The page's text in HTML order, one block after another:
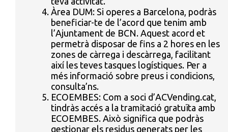
Àrea DUM: Si operes a Barcelona, podràs
beneficiar-te de l’acord que tenim amb
l’Ajuntament de BCN. Aquest acord et
permetrà disposar de fins a 2 hores en les
zones de càrrega i descàrrega, facilitant
així les teves tasques logístiques. Per a
més informació sobre preus i condicions,
consulta’ns.
ECOEMBES: Com a soci d’ACVending.cat,
tindràs accés a la tramitació gratuïta amb
ECOEMBES. Això significa que podràs
gestionar els residus generats per les